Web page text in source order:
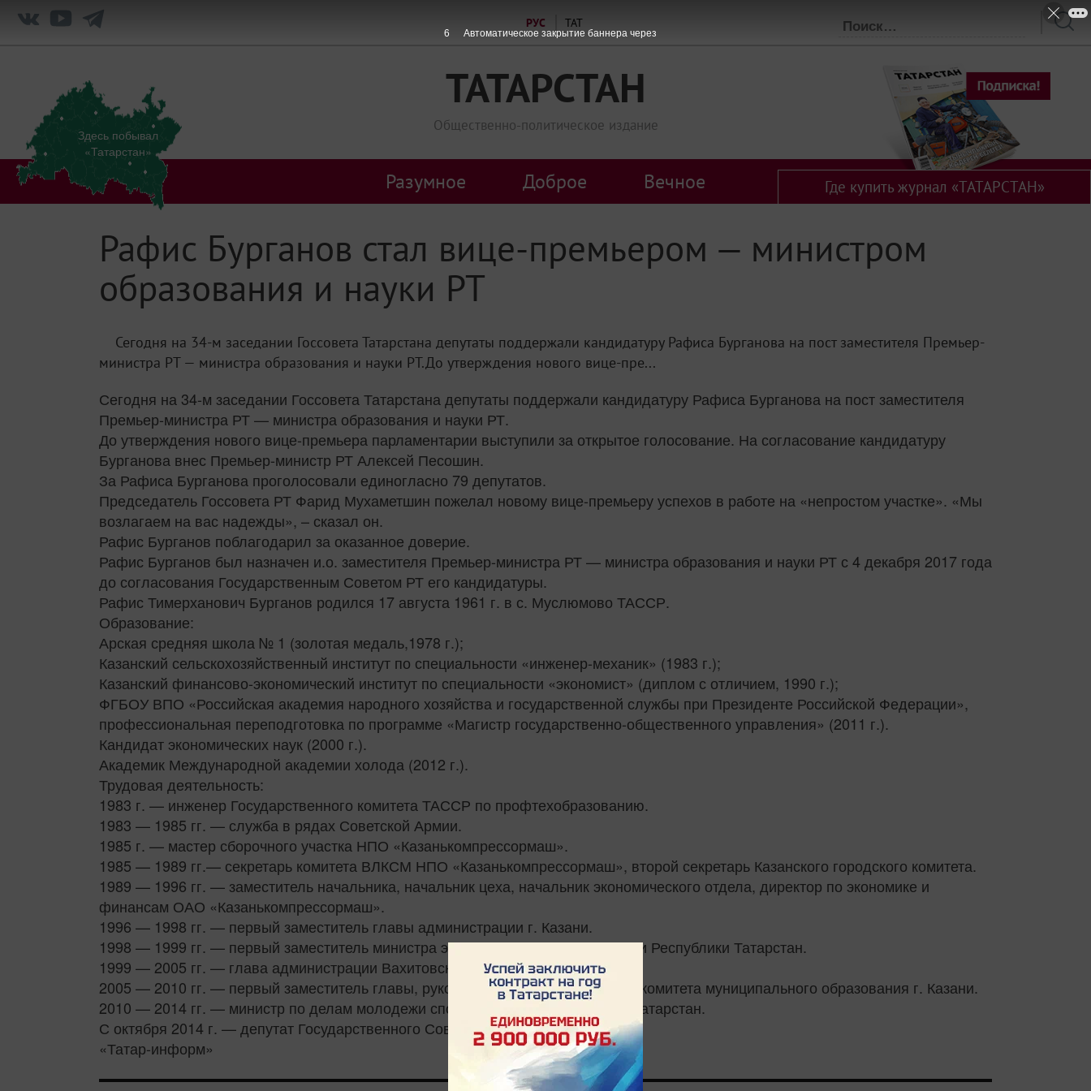
РУС ТАТ
ТАТАРСТАН
Общественно-политическое издание
Здесь побывал
«Татарстан»
Разумное Доброе Вечное Где купить журнал «ТАТАРСТАН»
Рафис Бурганов стал вице-премьером — министром
образования и науки РТ
Сегодня на 34-м заседании Госсовета Татарстана депутаты поддержали кандидатуру Рафиса Бурганова на пост заместителя Премьер-
министра РТ — министра образования и науки РТ.До утверждения нового вице-пре...
Сегодня на 34-м заседании Госсовета Татарстана депутаты поддержали кандидатуру Рафиса Бурганова на пост заместителя
Премьер-министра РТ — министра образования и науки РТ.
До утверждения нового вице-премьера парламентарии выступили за открытое голосование. На согласование кандидатуру
Бурганова внес Премьер-министр РТ Алексей Песошин.
За Рафиса Бурганова проголосовали единогласно 79 депутатов.
Председатель Госсовета РТ Фарид Мухаметшин пожелал новому вице-премьеру успехов в работе на «непростом участке». «Мы
возлагаем на вас надежды», – сказал он.
Рафис Бурганов поблагодарил за оказанное доверие.
Рафис Бурганов был назначен и.о. заместителя Премьер-министра РТ — министра образования и науки РТ с 4 декабря 2017 года
до согласования Государственным Советом РТ его кандидатуры.
Рафис Тимерханович Бурганов родился 17 августа 1961 г. в с. Муслюмово ТАССР.
Образование:
Арская средняя школа № 1 (золотая медаль,1978 г.);
Казанский сельскохозяйственный институт по специальности «инженер-механик» (1983 г.);
Казанский финансово-экономический институт по специальности «экономист» (диплом с отличием, 1990 г.);
ФГБОУ ВПО «Российская академия народного хозяйства и государственной службы при Президенте Российской Федерации»,
профессиональная переподготовка по программе «Магистр государственно-общественного управления» (2011 г.).
Кандидат экономических наук (2000 г.).
Академик Международной академии холода (2012 г.).
Трудовая деятельность:
1983 г. — инженер Государственного комитета ТАССР по профтехобразованию.
1983 — 1985 гг. — служба в рядах Советской Армии.
1985 г. — мастер сборочного участка НПО «Казанькомпрессормаш».
1985 — 1989 гг.— секретарь комитета ВЛКСМ НПО «Казанькомпрессормаш», второй секретарь Казанского городского комитета.
1989 — 1996 гг. — заместитель начальника, начальник цеха, начальник экономического отдела, директор по экономике и
финансам ОАО «Казанькомпрессормаш».
1996 — 1998 гг. — первый заместитель главы администрации г. Казани.
1998 — 1999 гг. — первый заместитель министра экономики и промышленности Республики Татарстан.
1999 — 2005 гг. — глава администрации Вахитовского района г. Казани.
2005 — 2010 гг. — первый заместитель главы, руководитель исполнительного комитета муниципального образования г. Казани.
2010 — 2014 гг. — министр по делам молодежи спорту и туризму Республики Татарстан.
С октября 2014 г. — депутат Государственного Совета пятого созыва.
«Татар-информ»
6 Автоматическое закрытие баннера через